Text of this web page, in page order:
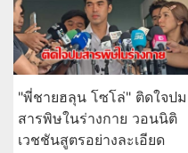
ทีทีบี ปลดล็อกข้อจำกัด